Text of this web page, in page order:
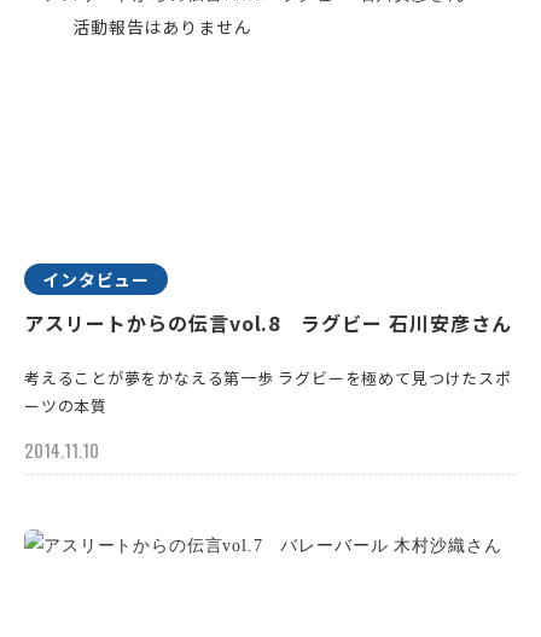
インタビュー
アスリートからの伝言vol.8 ラグビー 石川安彦さん
考えることが夢をかなえる第一歩 ラグビーを極めて見つけたスポ
ーツの本質
2014.11.10